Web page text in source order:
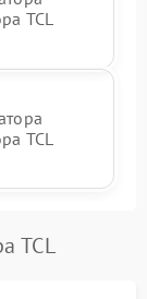
TCL
TCL
TCL